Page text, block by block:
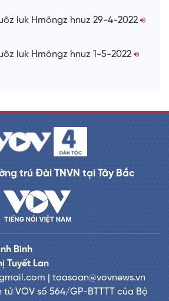
luk Hmôngz hnuz 29-4-2022
luk Hmôngz hnuz 1-5-2022
trú Đài TNVN tại Tây Bắc
Bình
Tuyết Lan
| toasoan@vovnews.vn
VOV số 564/GP-BTTTT của Bộ